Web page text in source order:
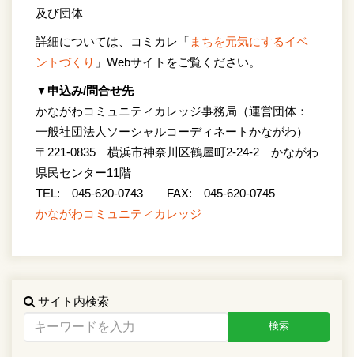
及び団体
詳細については、コミカレ「 まちを元気にするイベ
ントづくり 」Webサイトをご覧ください。
▼申込み/問合せ先
かながわコミュニティカレッジ事務局（運営団体：
一般社団法人ソーシャルコーディネートかながわ）
〒221-0835 横浜市神奈川区鶴屋町2-24-2 かながわ
県民センター11階
TEL: 045-620-0743 FAX: 045-620-0745
かながわコミュニティカレッジ
サイト内検索